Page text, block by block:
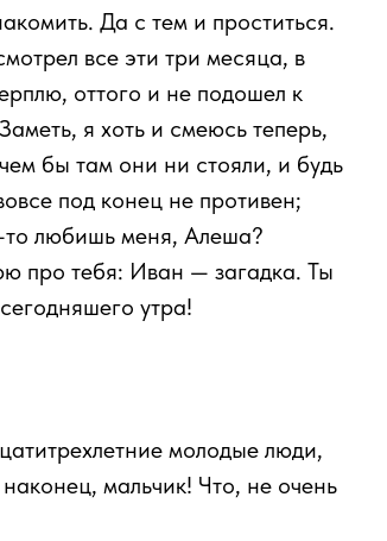
Да с тем и проститься.
все эти три месяца, в
оттого и не подошел к
я хоть и смеюсь теперь,
бы там они ни стояли, и будь
под конец не противен;
то любишь меня, Алеша?
про тебя: Иван — загадка. Ты
утра!
молодые люди,
мальчик! Что, не очень